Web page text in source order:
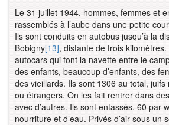
Le 31 juillet 1944, hommes, femmes et
rassemblés à l’aube dans une petite
Ils sont conduits en autobus jusqu’à la
Bobigny[13], distante de trois
autocars qui font la navette entre le
des enfants, beaucoup d’enfants, des
des vieillards. Ils sont 1306 au total,
ou étrangers. On les fait rentrer dans
avec d’autres. Ils sont entassés. 60 par
nourriture et d’eau. Privés d’air sous un